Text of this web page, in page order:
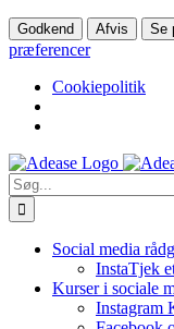
Godkend Afvis Se
præferencer
Cookiepolitik
Skip
to
content
Søg
efter:
Social media
InstaTjek
Kurser i sociale
Instagram